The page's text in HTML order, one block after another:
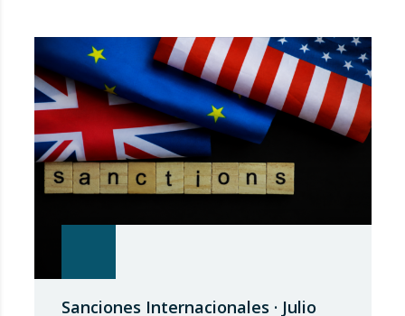
Sanciones Internacionales · Julio